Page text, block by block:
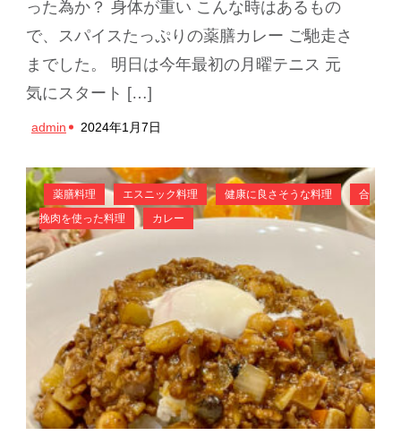
った為か？ 身体が重い こんな時はあるもの
で、スパイスたっぷりの薬膳カレー ご馳走さ
までした。 明日は今年最初の月曜テニス 元
気にスタート […]
admin 2024年1月7日
薬膳料理 エスニック料理 健康に良さそうな料理
合
挽肉を使った料理
カレー